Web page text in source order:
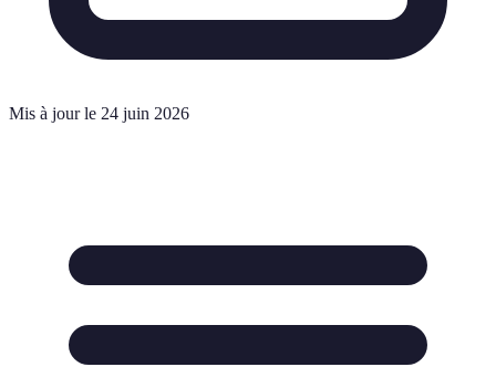
Mis à jour le 24 juin 2026